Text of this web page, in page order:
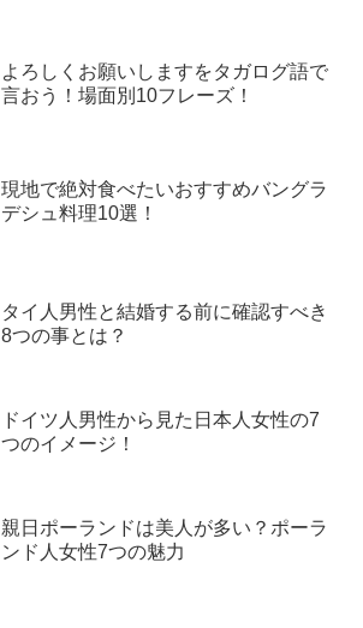
よろしくお願いしますをタガログ語で
言おう！場面別10フレーズ！
現地で絶対食べたいおすすめバングラ
デシュ料理10選！
タイ人男性と結婚する前に確認すべき
8つの事とは？
ドイツ人男性から見た日本人女性の7
つのイメージ！
親日ポーランドは美人が多い？ポーラ
ンド人女性7つの魅力